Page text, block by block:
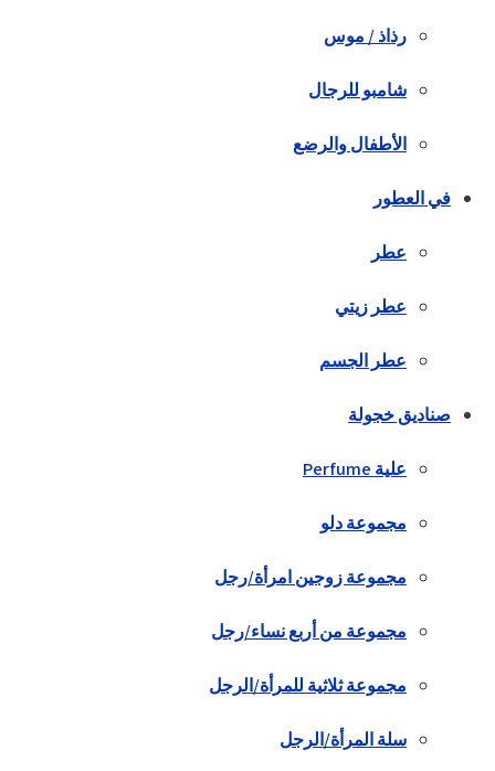
رذاذ / موس
شامبو للرجال
الأطفال والرضع
في العطور
عطر
عطر زيتي
عطر الجسم
صناديق خجولة
علية Perfume
مجموعة دلو
مجموعة زوجين امرأة/رجل
مجموعة من أربع نساء/رجل
مجموعة ثلاثية للمرأة/الرجل
سلة المرأة/الرجل